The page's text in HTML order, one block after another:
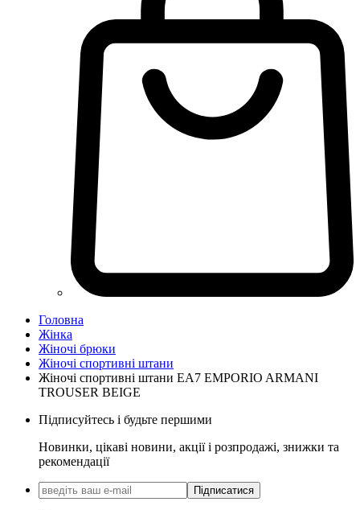
Головна
Жінка
Жіночі брюки
Жіночі спортивні штани
Жіночі спортивні штани EA7 EMPORIO ARMANI
TROUSER BEIGE
Підписуйтесь і будьте першими
Новинки, цікаві новини, акції і розпродажі, знижки та
рекомендації
Підписатися